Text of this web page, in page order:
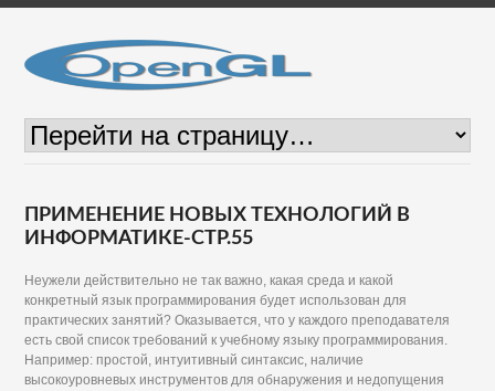
ПРИМЕНЕНИЕ НОВЫХ ТЕХНОЛОГИЙ В
ИНФОРМАТИКЕ-СТР.55
Неужели действительно не так важно, какая среда и какой
конкретный язык программирования будет использован для
практических занятий? Оказывается, что у каждого преподавателя
есть свой список требований к учебному языку программирования.
Например: простой, интуитивный синтаксис, наличие
высокоуровневых инструментов для обнаружения и недопущения